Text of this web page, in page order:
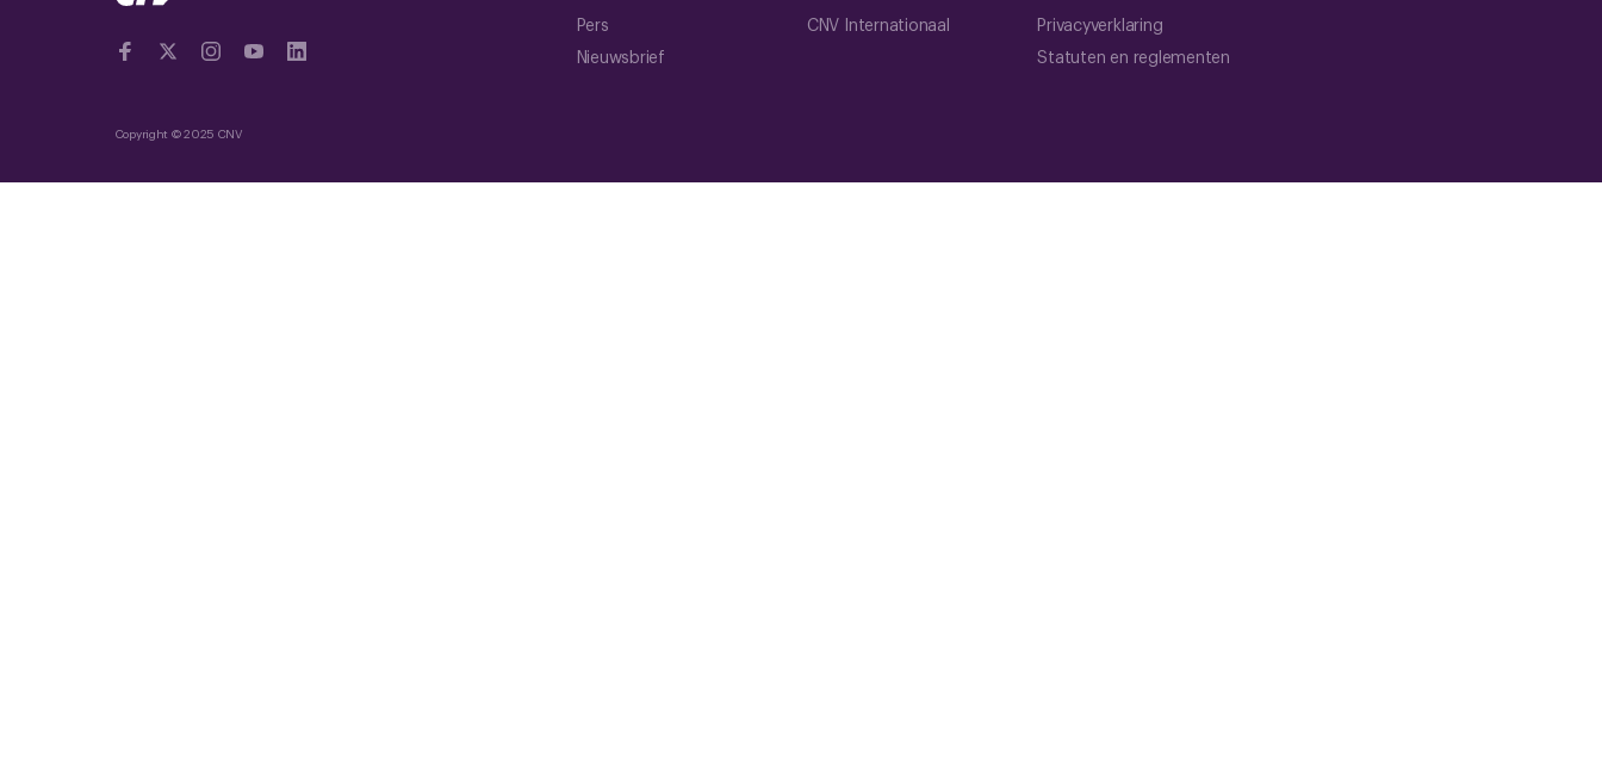
Pers
Nieuwsbrief
CNV Internationaal
Privacyverklaring
Statuten en reglementen
Copyright © 2025 CNV